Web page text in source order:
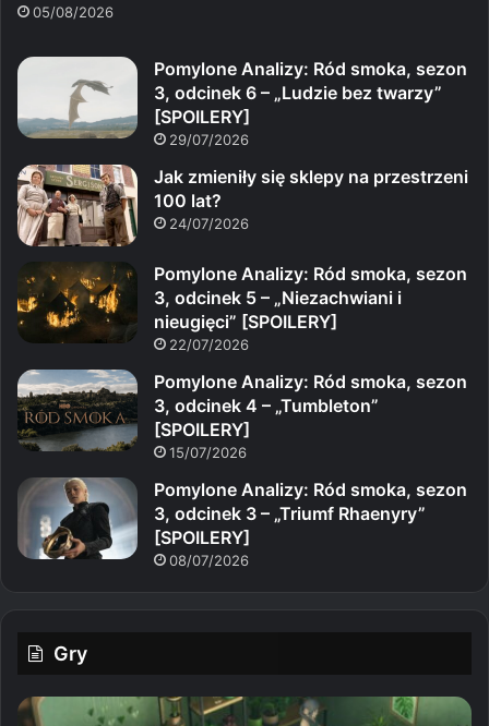
05/08/2026
Pomylone Analizy: Ród smoka, sezon
3, odcinek 6 – „Ludzie bez twarzy”
[SPOILERY]
29/07/2026
Jak zmieniły się sklepy na przestrzeni
100 lat?
24/07/2026
Pomylone Analizy: Ród smoka, sezon
3, odcinek 5 – „Niezachwiani i
nieugięci” [SPOILERY]
22/07/2026
Pomylone Analizy: Ród smoka, sezon
3, odcinek 4 – „Tumbleton”
[SPOILERY]
15/07/2026
Pomylone Analizy: Ród smoka, sezon
3, odcinek 3 – „Triumf Rhaenyry”
[SPOILERY]
08/07/2026
Gry